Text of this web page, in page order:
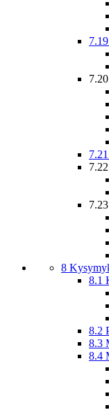
8
8.1
8.2
8.3
8.4